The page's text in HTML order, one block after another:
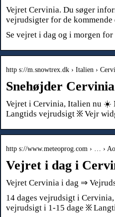
Vejret Cervinia. Du søger
vejrudsigter for de kommende
Se vejret i dag og i morgen
http s://m.snowtrex.dk › Italien ›
Snehøjder
Vejret i Cervinia, Italien nu ☀️
Langtids vejrudsigt ፠ Vejr
http s://www.meteoprog.com › … ›
Vejret i dag i
Vejret Cervinia i dag ⇒
14 dages vejrudsigt i
vejrudsigt i 1-15 dage ፠